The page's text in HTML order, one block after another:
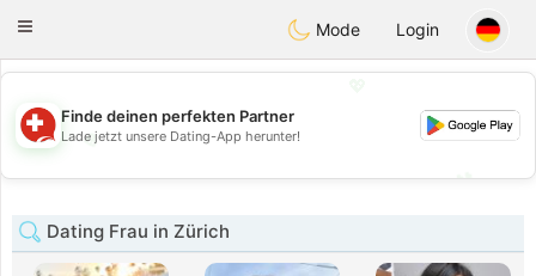
Suissi
Toggle
Mode Login
💖
💕
Finde deinen perfekten Partner
Lade jetzt unsere Dating-App herunter!
Dating Frau in Zürich